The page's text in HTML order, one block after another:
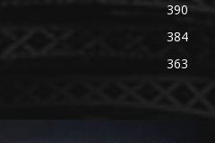
390
384
363